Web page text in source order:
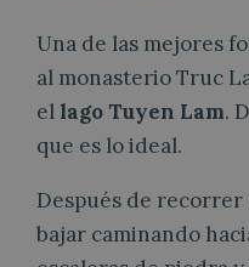
Una de las mejores
al monasterio Truc
el lago Tuyen Lam.
que es lo ideal.
Después de
bajar caminando